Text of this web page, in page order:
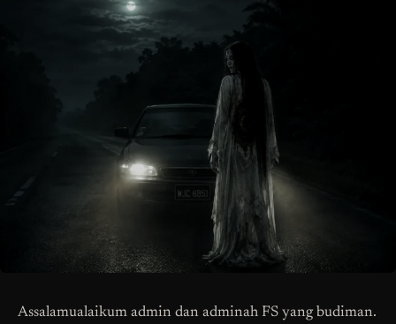
Assalamualaikum admin dan adminah FS yang budiman.